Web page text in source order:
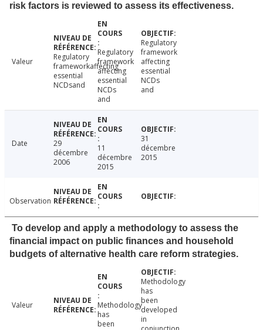
risk factors is reviewed to assess its effectiveness.
Valeur
Regulatory
frameworkaffecting
essential
NCDsand
Regulatory
framework
affecting
essential
NCDs
and
Regulatory
framework
affecting
essential
NCDs
and
Date
29
décembre
2006
11
décembre
2015
31
décembre
2015
Observation
To develop and apply a methodology to assess the
financial impact on public finances and household
budgets of alternative health care reform strategies.
Valeur
Methodology
has
been
Methodology
has
been
developed
in